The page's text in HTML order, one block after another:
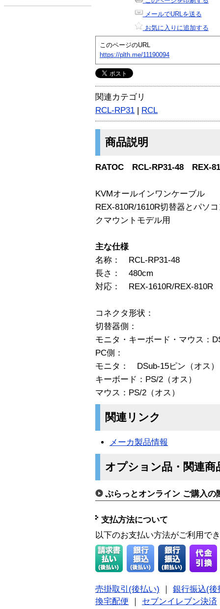
メールでURLを送る
お気に入りに追加する
このページのURL
https://plth.me/11190094
関連カテゴリ
RCL-RP31 | RCL
商品説明
RATOC RCL-RP31-48 REX-
KVMオールインワンケーブル
REX-810R/1610R切替器とパソ
クマウントモデル用
主な仕様
名称： RCL-RP31-48
長さ： 480cm
対応： REX-1610R/REX-810R
コネクタ形状：
切替器側：
モニタ・キーボード・マウス：
PC側：
モニタ： DSub-15ピン（オス）
キーボード：PS/2（オス）
マウス：PS/2（オス）
関連リンク
メーカ製品情報
オプション品・関連商
ぷらっとオンライン ご購入の
支払方法について
以下のお支払い方法がご利用で
売掛取引(後払い)
銀行振込(後
換宅配便
セブンイレブン決済